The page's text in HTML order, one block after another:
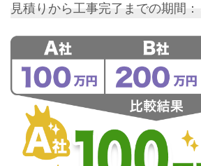
見積りから工事完了までの期間：